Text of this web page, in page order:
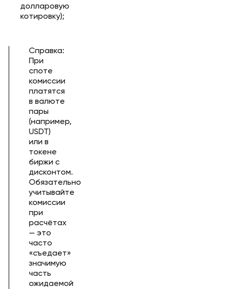
долларовую
котировку);
Справка:
При
споте
комиссии
платятся
в валюте
пары
(например,
USDT)
или в
токене
биржи с
дисконтом.
Обязательно
учитывайте
комиссии
при
расчётах
— это
часто
«съедает»
значимую
часть
ожидаемой